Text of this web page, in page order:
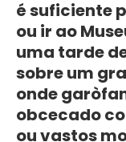
é suficiente
ou ir ao
uma tarde
sobre um
onde
obcecado
ou vastos